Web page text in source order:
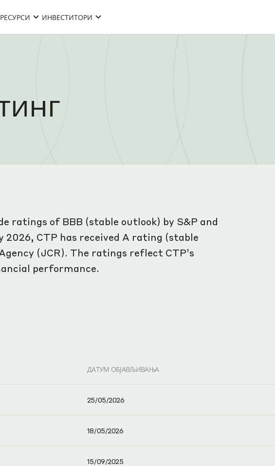
ИНВЕСТИТОРИ
ratings of BBB (stable outlook) by S&P and
2026, CTP has received A rating (stable
(JCR). The ratings reflect CTP’s
performance.
ДАТУМ ОБЈАВЉИВАЊА
25/05/2026
18/05/2026
15/09/2025